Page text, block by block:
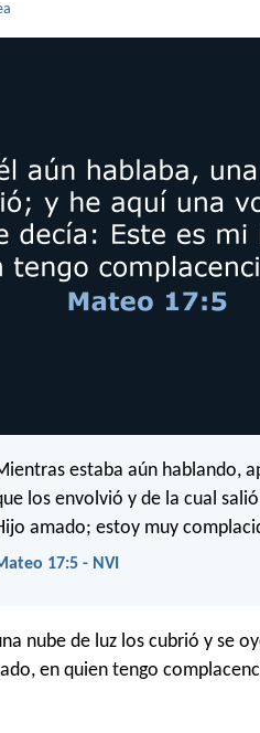
estaba aún hablando,
los envolvió y de la cual
amado; estoy muy
17:5 - NVI
nube de luz los cubrió y se
en quien tengo